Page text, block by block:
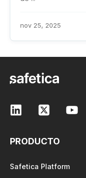
nov 25, 2025
PRODUCTO
Safetica Platform